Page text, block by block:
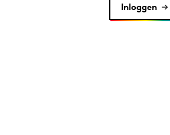
Inloggen